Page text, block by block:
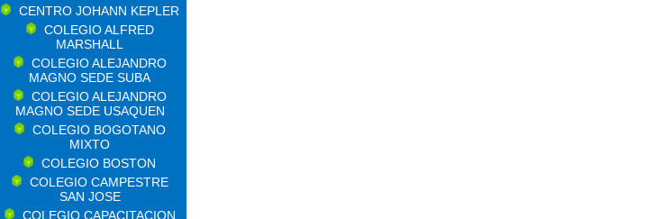
CENTRO JOHANN KEPLER
COLEGIO ALFRED
MARSHALL
COLEGIO ALEJANDRO
MAGNO SEDE SUBA
COLEGIO ALEJANDRO
MAGNO SEDE USAQUEN
COLEGIO BOGOTANO
MIXTO
COLEGIO BOSTON
COLEGIO CAMPESTRE
SAN JOSE
COLEGIO CAPACITACION